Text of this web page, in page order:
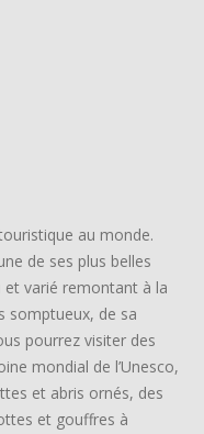
au monde.
de ses plus belles
et varié remontant à la
somptueux, de sa
pourrez visiter des
mondial de l’Unesco,
et abris ornés, des
et gouffres à